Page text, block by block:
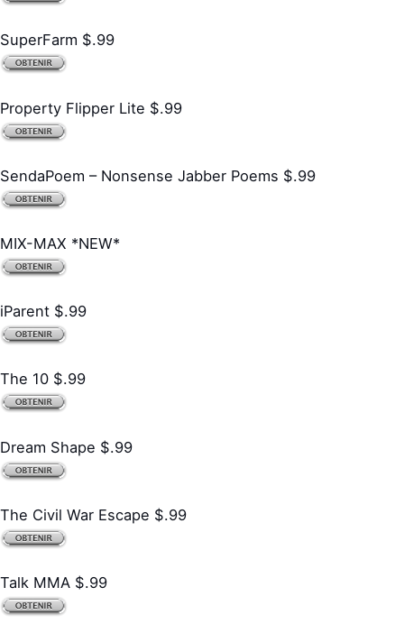
SuperFarm $.99
Property Flipper Lite $.99
SendaPoem – Nonsense Jabber Poems $.99
MIX-MAX *NEW*
iParent $.99
The 10 $.99
Dream Shape $.99
The Civil War Escape $.99
Talk MMA $.99